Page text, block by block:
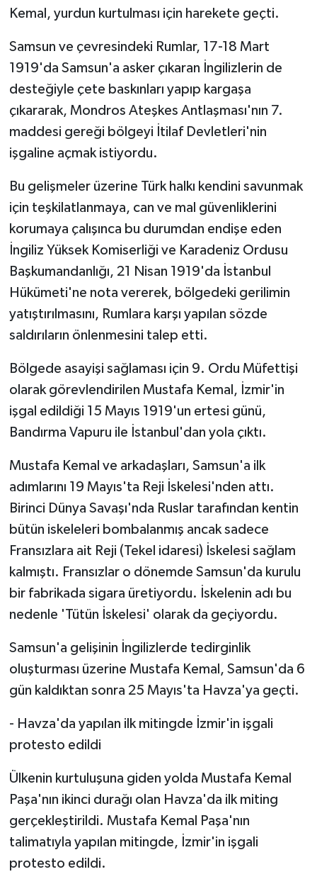
Kemal, yurdun kurtulması için harekete geçti.
Samsun ve çevresindeki Rumlar, 17-18 Mart
1919'da Samsun'a asker çıkaran İngilizlerin de
desteğiyle çete baskınları yapıp kargaşa
çıkararak, Mondros Ateşkes Antlaşması'nın 7.
maddesi gereği bölgeyi İtilaf Devletleri'nin
işgaline açmak istiyordu.
Bu gelişmeler üzerine Türk halkı kendini savunmak
için teşkilatlanmaya, can ve mal güvenliklerini
korumaya çalışınca bu durumdan endişe eden
İngiliz Yüksek Komiserliği ve Karadeniz Ordusu
Başkumandanlığı, 21 Nisan 1919'da İstanbul
Hükümeti'ne nota vererek, bölgedeki gerilimin
yatıştırılmasını, Rumlara karşı yapılan sözde
saldırıların önlenmesini talep etti.
Bölgede asayişi sağlaması için 9. Ordu Müfettişi
olarak görevlendirilen Mustafa Kemal, İzmir'in
işgal edildiği 15 Mayıs 1919'un ertesi günü,
Bandırma Vapuru ile İstanbul'dan yola çıktı.
Mustafa Kemal ve arkadaşları, Samsun'a ilk
adımlarını 19 Mayıs'ta Reji İskelesi'nden attı.
Birinci Dünya Savaşı'nda Ruslar tarafından kentin
bütün iskeleleri bombalanmış ancak sadece
Fransızlara ait Reji (Tekel idaresi) İskelesi sağlam
kalmıştı. Fransızlar o dönemde Samsun'da kurulu
bir fabrikada sigara üretiyordu. İskelenin adı bu
nedenle 'Tütün İskelesi' olarak da geçiyordu.
Samsun'a gelişinin İngilizlerde tedirginlik
oluşturması üzerine Mustafa Kemal, Samsun'da 6
gün kaldıktan sonra 25 Mayıs'ta Havza'ya geçti.
- Havza'da yapılan ilk mitingde İzmir'in işgali
protesto edildi
Ülkenin kurtuluşuna giden yolda Mustafa Kemal
Paşa'nın ikinci durağı olan Havza'da ilk miting
gerçekleştirildi. Mustafa Kemal Paşa'nın
talimatıyla yapılan mitingde, İzmir'in işgali
protesto edildi.